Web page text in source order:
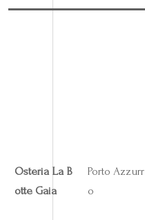
Osteria La B
otte Gaia
Porto Azzurr
o